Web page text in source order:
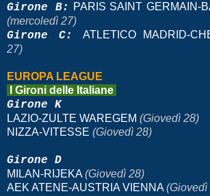
Girone B:
PARIS SAINT GERMAIN-
(mercoledì 27)
Girone C: ATLETICO MADRID-
27)
EUROPA LEAGUE
I Gironi delle Italiane
Girone K
LAZIO-ZULTE WAREGEM (Giovedì 28)
NIZZA-VITESSE (Giovedì 28)
Girone D
MILAN-RIJEKA(Giovedì 28)
AEK ATENE-AUSTRIA VIENNA(Giovedì